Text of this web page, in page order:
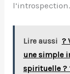
l’introspection.
Lire aussi ?
une simple
spirituelle ?